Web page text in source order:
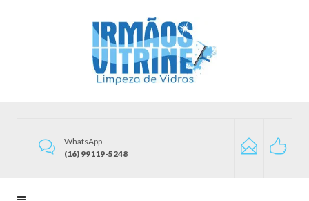
WhatsApp
(16) 99119-5248